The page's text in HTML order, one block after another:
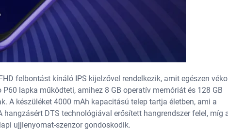
felbontást kínáló IPS kijelzővel rendelkezik, amit egészen
P60 lapka működteti, amihez 8 GB operatív memóriát és 128 GB
A készüléket 4000 mAh kapacitású telep tartja életben, ami a
DTS technológiával erősített hangrendszer felel, míg
ujjlenyomat-szenzor gondoskodik.